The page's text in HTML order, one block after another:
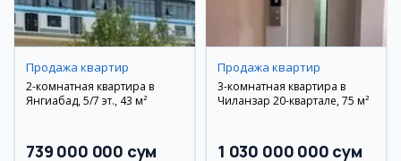
Продажа квартир
2-комнатная квартира в
Янгиабад, 5/7 эт., 43 м²
739 000 000 сум
Продажа квартир
3-комнатная квартира в
Чиланзар 20-квартале, 75 м²
1 030 000 000 сум